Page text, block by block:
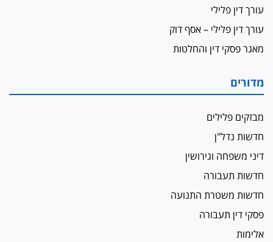
עורך דין פלילי
עורך דין פלילי – אסף דוק
מאגר פסקי דין והחלטות
מדורים
מבזקים פלילים
חדשות נדל"ן
דיני משפחה וגירושין
חדשות תעבורה
חדשות משטרת התנועה
פסקי דין תעבורה
אלימות